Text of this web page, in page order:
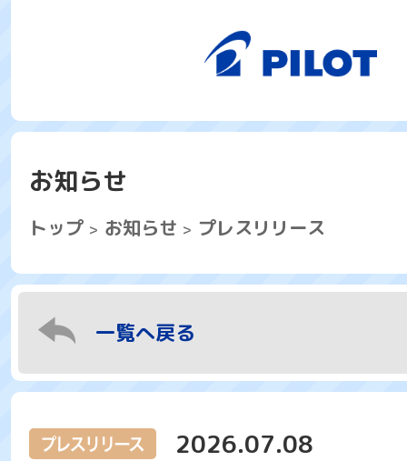
お知らせ
トップ お知らせ プレスリリース
一覧へ戻る
2026.07.08